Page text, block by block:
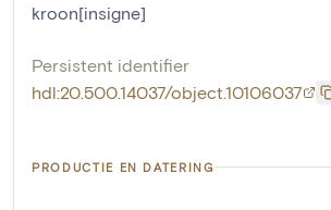
kroon[insigne]
Persistent identifier
hdl:20.500.14037/object.10106037
PRODUCTIE EN DATERING